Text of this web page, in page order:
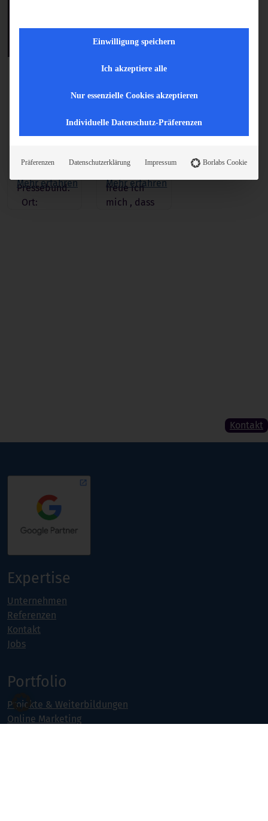
vom
Pressebund.
Ort:
Mehr erfahren
Das Internet
spannende
und aus
freue ich
mich , dass
Mehr erfahren
Kontakt
Expertise
Unternehmen
Referenzen
Kontakt
Jobs
Portfolio
Projekte & Weiterbildungen
Online Marketing
Einwilligung speichern
Ich akzeptiere alle
Nur essenzielle Cookies akzeptieren
Individuelle Datenschutz-Präferenzen
Präferenzen Datenschutzerklärung Impressum Borlabs Cookie